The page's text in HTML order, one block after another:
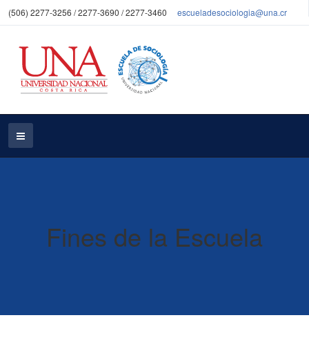
(506) 2277-3256 / 2277-3690 / 2277-3460 escueladesociologia@una.cr
Fines de la Escuela